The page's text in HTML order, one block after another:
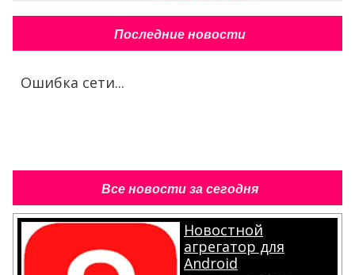
Последние новости
Ошибка сети...
Все новости за сегодня
Новостной
агрегатор для
Android